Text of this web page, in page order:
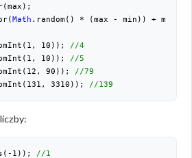
Math .random() * (max - min)) + min;
1 , 10 )); //4
1 , 10 )); //5
12 , 90 )); //79
131 , 3310 )); //139
-1 )); //1